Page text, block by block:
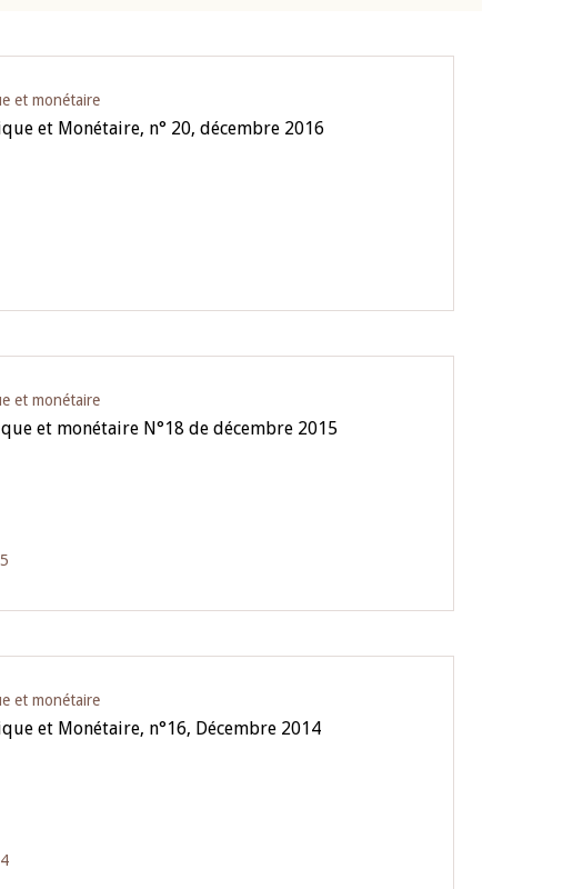
et monétaire
et Monétaire, n° 20, décembre 2016
et monétaire
et monétaire N°18 de décembre 2015
et monétaire
et Monétaire, n°16, Décembre 2014